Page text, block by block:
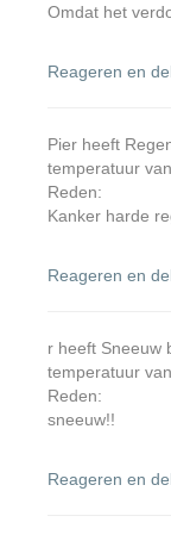
Omdat het
Reageren en
Pier heeft
temperatuur
Reden:
Kanker harde
Reageren en
r heeft Sneeuw
temperatuur
Reden:
sneeuw!!
Reageren en